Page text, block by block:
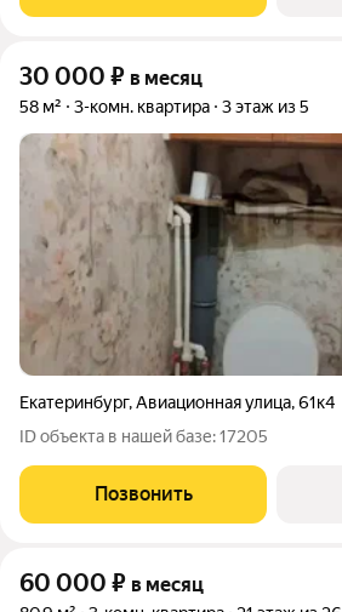
30 000 ₽ в месяц
58 м² 3-комн. квартира 3 этаж из 5
Екатеринбург,Авиационная улица,61к4
ID объекта в нашей базе: 17205
Позвонить
60 000 ₽ в месяц